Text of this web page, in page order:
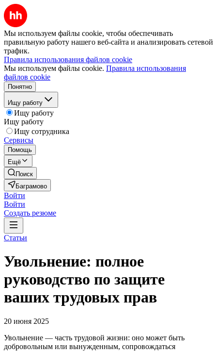
Мы используем файлы cookie, чтобы обеспечивать
правильную работу нашего веб-сайта и анализировать сетевой
трафик.
Правила использования файлов cookie
Мы используем файлы cookie. Правила использования
файлов cookie
Понятно
Ищу работу
Ищу работу
Ищу работу
Ищу сотрудника
Сервисы
Помощь
Ещё
Поиск
Баграмово
Войти
Войти
Создать резюме
Статьи
Увольнение: полное
руководство по защите
ваших трудовых прав
20 июня 2025
Увольнение — часть трудовой жизни: оно может быть
добровольным или вынужденным, сопровождаться